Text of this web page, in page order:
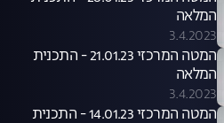
המלאה
3.4.2023
המטה המרכזי 21.01.23 - התכנית
המלאה
3.4.2023
המטה המרכזי 14.01.23 - התכנית